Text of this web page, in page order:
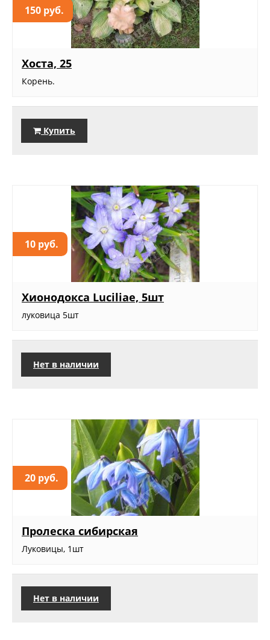
150 руб.
Хоста, 25
Корень.
Купить
10 руб.
Хионодокса Luciliae, 5шт
луковица 5шт
Нет в наличии
20 руб.
Пролеска сибирская
Луковицы, 1шт
Нет в наличии